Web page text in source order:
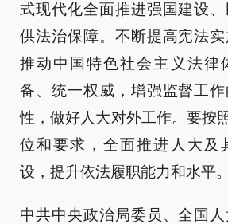
式现代化全面推进强国建设
供法治保障。不断提高宪法实
推动中国特色社会主义法律
备、统一权威，增强监督工
性，做好人大对外工作。要按
位和要求，全面推进人大及
设，提升依法履职能力和水平。
中共中央政治局委员、全国